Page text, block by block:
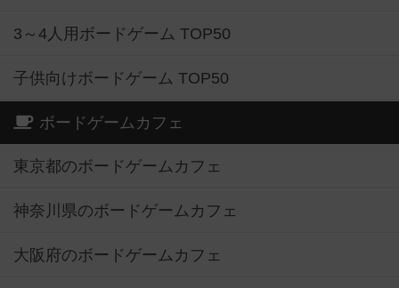
3～4人用ボードゲーム TOP50
子供向けボードゲーム TOP50
ボードゲームカフェ
東京都のボードゲームカフェ
神奈川県のボードゲームカフェ
大阪府のボードゲームカフェ